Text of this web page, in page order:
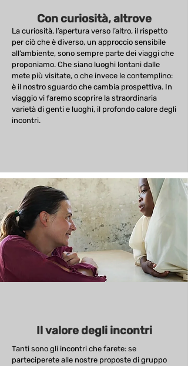
Con curiosità, altrove
La curiosità, l’apertura verso l’altro, il rispetto
per ciò che è diverso, un approccio sensibile
all’ambiente, sono sempre parte dei viaggi che
proponiamo. Che siano luoghi lontani dalle
mete più visitate, o che invece le contemplino:
è il nostro sguardo che cambia prospettiva. In
viaggio vi faremo scoprire la straordinaria
varietà di genti e luoghi, il profondo calore degli
incontri.
Il valore degli incontri
Tanti sono gli incontri che farete: se
parteciperete alle nostre proposte di gruppo